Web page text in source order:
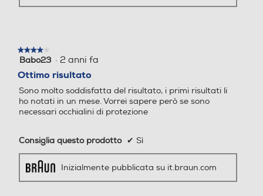
ttiverà solo quando entram
La confezione comprende: 1
Silk·expert Pro 3 con testin
a standard 1 custodia"
★★★★★
★★★★★
4
5
stelle.
Babo23 · 2 anni fa
Ottimo risultato
Sono molto soddisfatta del risultato, i primi risultati li
ho notati in un mese. Vorrei sapere però se sono
necessari occhialini di protezione
Consiglia questo prodotto ✔ Sì
Inizialmente pubblicata su it.braun.com